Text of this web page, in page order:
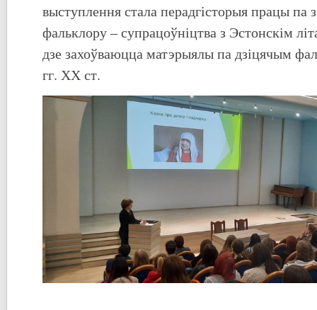
выступлення стала перадгісторыя працы па
фальклору – супрацоўніцтва з Эстонскім
дзе захоўваюцца матэрыялы па дзіцячым
гг. ХХ ст.